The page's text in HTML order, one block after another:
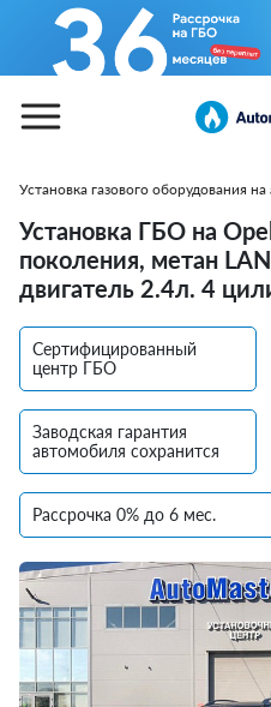
Установка газового оборудования на
Установка ГБО на
поколения, метан
двигатель 2.4л. 4
Сертифицированный
центр ГБО
Заводская гарантия
автомобиля сохранится
Рассрочка 0% до 6 мес.